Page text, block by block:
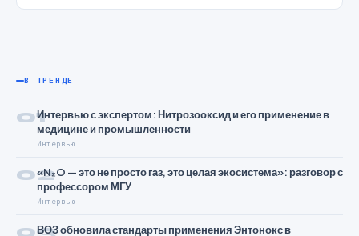
В ТРЕНДЕ
01Интервью с экспертом: Нитрозооксид и его применение в
медицине и промышленности
Интервью
02«N₂O — это не просто газ, это целая экосистема»: разговор с
профессором МГУ
Интервью
ВОЗ обновила стандарты применения Энтонокс в